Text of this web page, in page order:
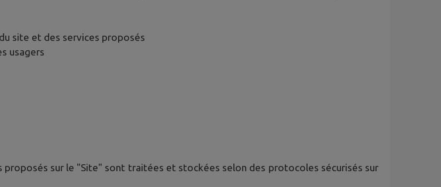
site et des services proposés
usagers
proposés sur le "Site" sont traitées et stockées selon des protocoles sécurisés sur